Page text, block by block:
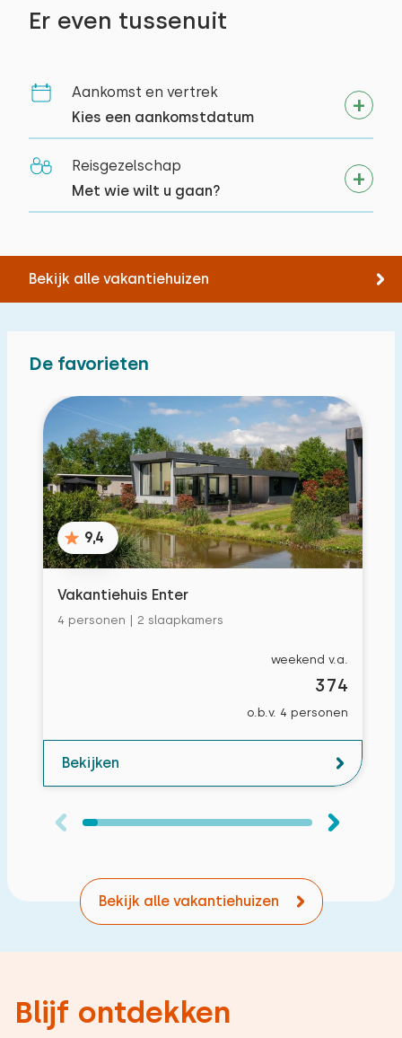
Er even tussenuit
Aankomst en vertrek
Kies een aankomstdatum
Reisgezelschap
Met wie wilt u gaan?
Bekijk alle vakantiehuizen
De favorieten
9,4
Vakantiehuis Enter
4 personen | 2 slaapkamers
weekend v.a.
374
o.b.v. 4 personen
Bekijken
Bekijk alle vakantiehuizen
Blijf ontdekken